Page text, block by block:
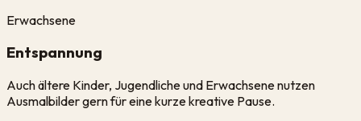
Erwachsene
Entspannung
Auch ältere Kinder, Jugendliche und Erwachsene nutzen
Ausmalbilder gern für eine kurze kreative Pause.